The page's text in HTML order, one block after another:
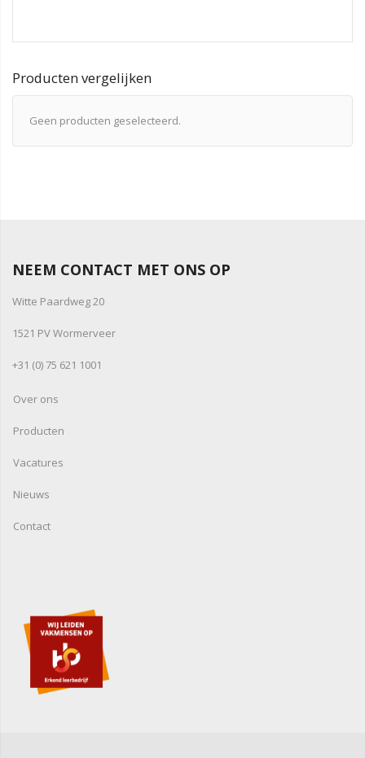
Producten vergelijken
Geen producten geselecteerd.
NEEM CONTACT MET ONS OP
Witte Paardweg 20
1521 PV Wormerveer
+31 (0) 75 621 1001
Over ons
Producten
Vacatures
Nieuws
Contact